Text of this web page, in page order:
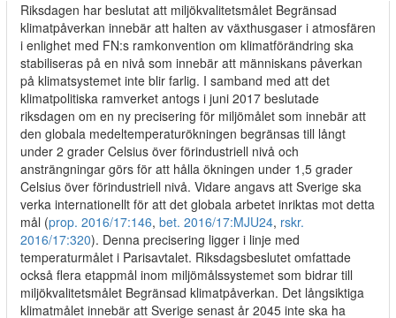
Riksdagen har beslutat att miljökvalitetsmålet Begränsad
klimatpåverkan innebär att halten av växthusgaser i atmosfären
i enlighet med FN:s ramkonvention om klimatförändring ska
stabiliseras på en nivå som innebär att människans påverkan
på klimatsystemet inte blir farlig. I samband med att det
klimatpolitiska ramverket antogs i juni 2017 beslutade
riksdagen om en ny precisering för miljömålet som innebär att
den globala medeltemperaturökningen begränsas till långt
under 2 grader Celsius över förindustriell nivå och
ansträngningar görs för att hålla ökningen under 1,5 grader
Celsius över förindustriell nivå. Vidare angavs att Sverige ska
verka internationellt för att det globala arbetet inriktas mot detta
mål (prop. 2016/17:146, bet. 2016/17:MJU24, rskr.
2016/17:320). Denna precisering ligger i linje med
temperaturmålet i Parisavtalet. Riksdagsbeslutet omfattade
också flera etappmål inom miljömålssystemet som bidrar till
miljökvalitetsmålet Begränsad klimatpåverkan. Det långsiktiga
klimatmålet innebär att Sverige senast år 2045 inte ska ha